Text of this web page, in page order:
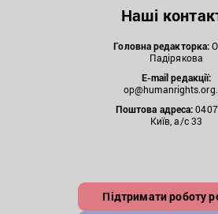
Наші
Головна редакторка:
Падірякова
E-mail редакції:
Поштова адреса:
Київ, а/с 33
Підтримати роботу